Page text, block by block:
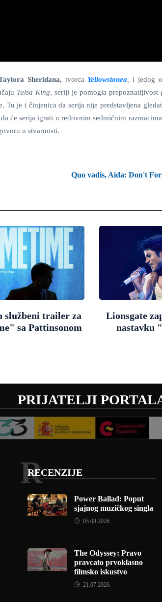
Sheridana, tvorcaYellowstonea ,i jedog
Tulsa King, seriji je pomogla prepoznatljivost
Tu je i činjenica da serija nije predstavljena
će serija igrati u redovnim sedmičnim
u stvarnosti.
Quo vadis, Aida: Don't
službeni trailer za
sa Pattinsonom
Lionsgate
nastavku
PRIJATELJI
RECENZIJE
R
Power Ballad: Poput
sjajnog muzičkog singla
05.08.2026.
The Odyssey: Pravo
pravcato prvoklasno
filmsko iskustvo
21.07.2026.